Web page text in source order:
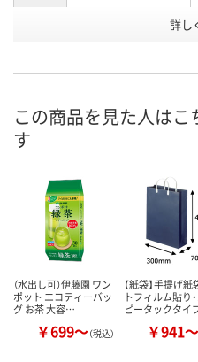
号
数量
カゴへ
詳し
この商品を見た人は
す
（水出し可）伊藤園 ワン
ポット エコティーバッ
グ お茶 大容…
￥699～（税込）
【紙袋】手提げ紙
トフィルム貼り
ピータックタイ
￥941～